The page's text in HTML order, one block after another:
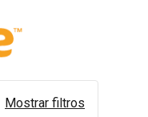
Mostrar filtros